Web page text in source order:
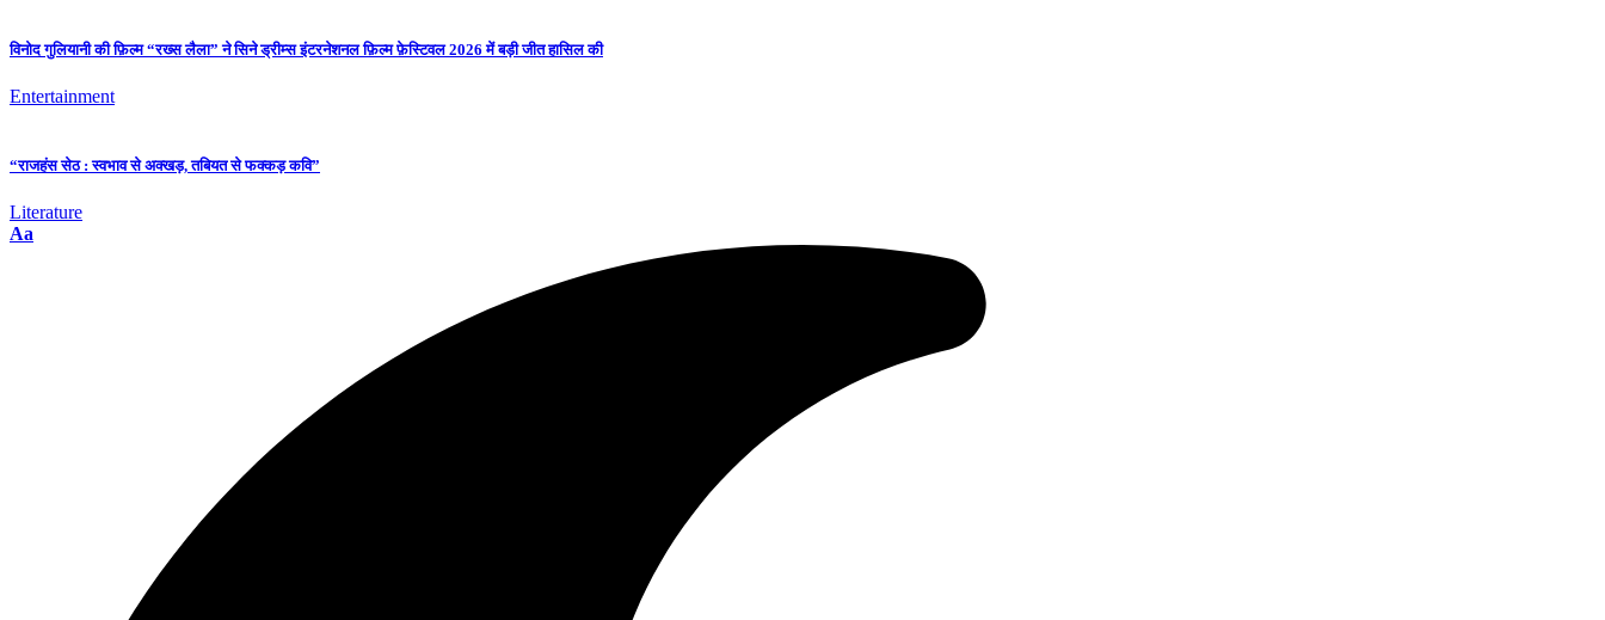
विनोद गुलियानी की फ़िल्म “रख्स लैला” ने सिने ड्रीम्स इंटरनेशनल फ़िल्म फ़ेस्टिवल 2026 में बड़ी जीत हासिल की
Entertainment
“राजहंस सेठ : स्वभाव से अक्खड़, तबियत से फक्कड़ कवि”
Literature
Aa